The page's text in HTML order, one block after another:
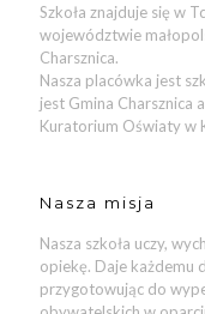
Szkoła znajduje się w
województwie
Charsznica.
Nasza placówka jest
jest Gmina Charsznica
Kuratorium Oświaty w
Nasza misja
Nasza szkoła uczy,
opiekę. Daje każdemu
przygotowując do